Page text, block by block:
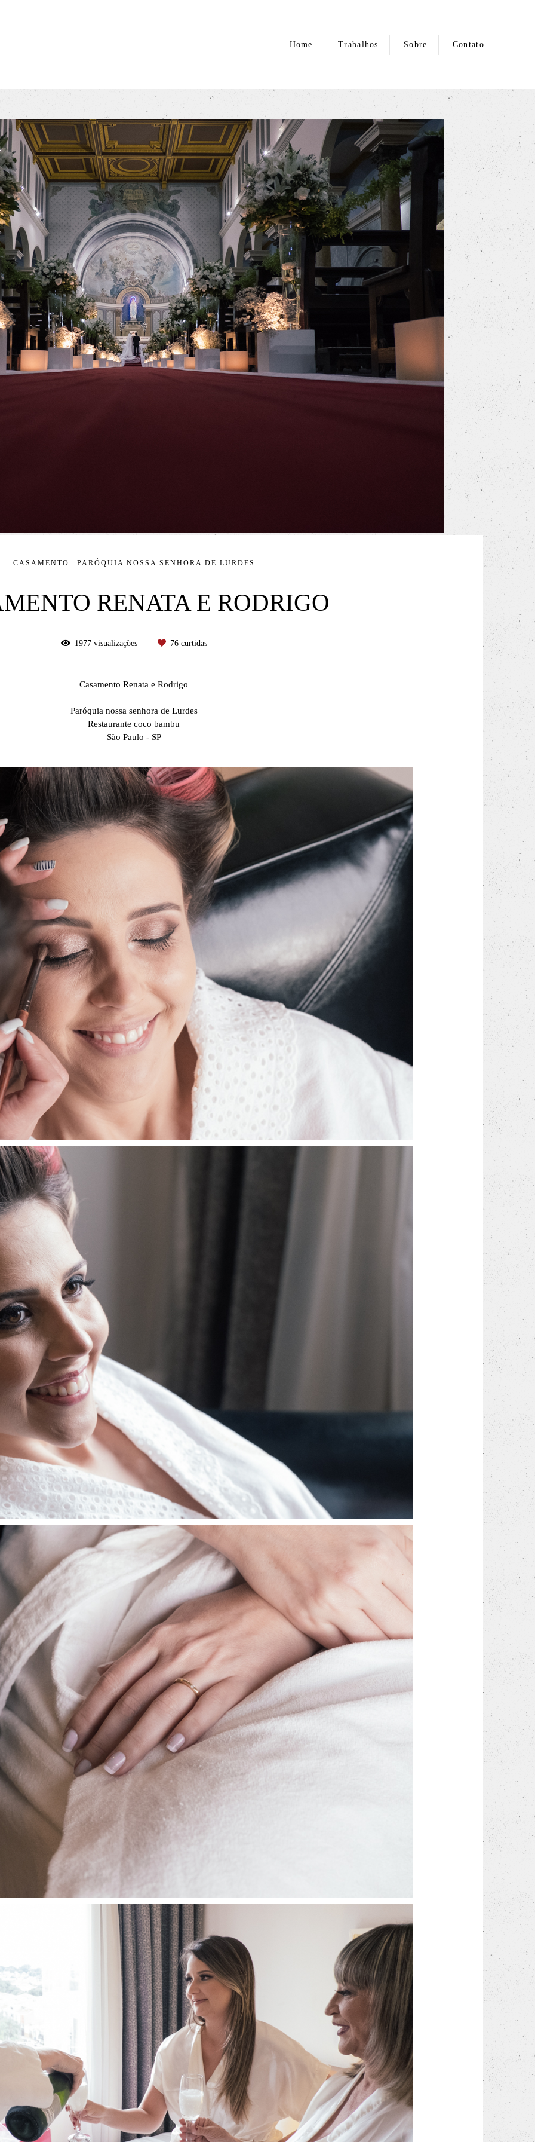
Home Trabalhos Sobre Contato
CASAMENTO PARÓQUIA NOSSA SENHORA DE LURDES
RENATA E RODRIGO
1977visualizações 76curtidas
Casamento Renata e Rodrigo
Paróquia nossa senhora de Lurdes
Restaurante coco bambu
São Paulo - SP